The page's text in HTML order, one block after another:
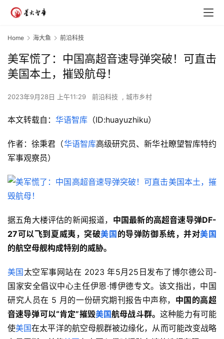
Home 海大鱼 前沿科技
美军慌了：中国高超音速导弹突破！可直击
美国本土，摧毁航母！
2023年9月28日 上午11:29 前沿科技 , 城市乡村
本文转载自： 华语智库 （ID:huayuzhiku）
作者：徐秉君（华语智库高级研究员、新华社瞭望智库特约
军事观察员）
据五角大楼评估的新闻报道， 中国最新的高超音速导弹DF-
27可以飞到夏威夷，突破美国 的导弹防御系统，并对美国
的航空母舰构成特别的威胁。
美国 太空军事网站在 2023 年5月25日发布了博尔德公司-
国家安全倡议中心主任伊恩·博伊德专文。该文指出，中国
研究人员在 5 月的一份研究期刊报告中声称， 中国的高超
音速导弹可以“肯定”摧毁美国航母战斗群。这种能力有可能
使美国在太平洋的航空母舰群被边缘化，从而可能改变战略